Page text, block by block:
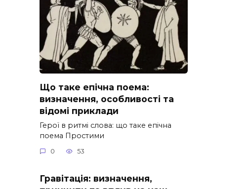
Що таке епічна поема:
визначення, особливості та
відомі приклади
Герої в ритмі слова: що таке епічна
поема Простими
0 53
Гравітація: визначення,